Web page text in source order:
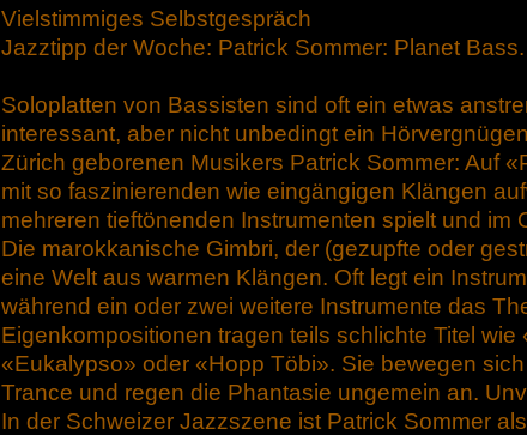
Vielstimmiges Selbstgespräch
Jazztipp der Woche: Patrick Sommer: Planet
Soloplatten von Bassisten sind oft ein etwas
interessant, aber nicht unbedingt ein
Zürich geborenen Musikers Patrick Sommer: Auf
mit so faszinierenden wie eingängigen Klängen
mehreren tieftönenden Instrumenten spielt und im
Die marokkanische Gimbri, der (gezupfte oder
eine Welt aus warmen Klängen. Oft legt ein
während ein oder zwei weitere Instrumente das
Eigenkompositionen tragen teils schlichte Titel
«Eukalypso» oder «Hopp Töbi». Sie bewegen
Trance und regen die Phantasie ungemein an.
In der Schweizer Jazzszene ist Patrick Sommer